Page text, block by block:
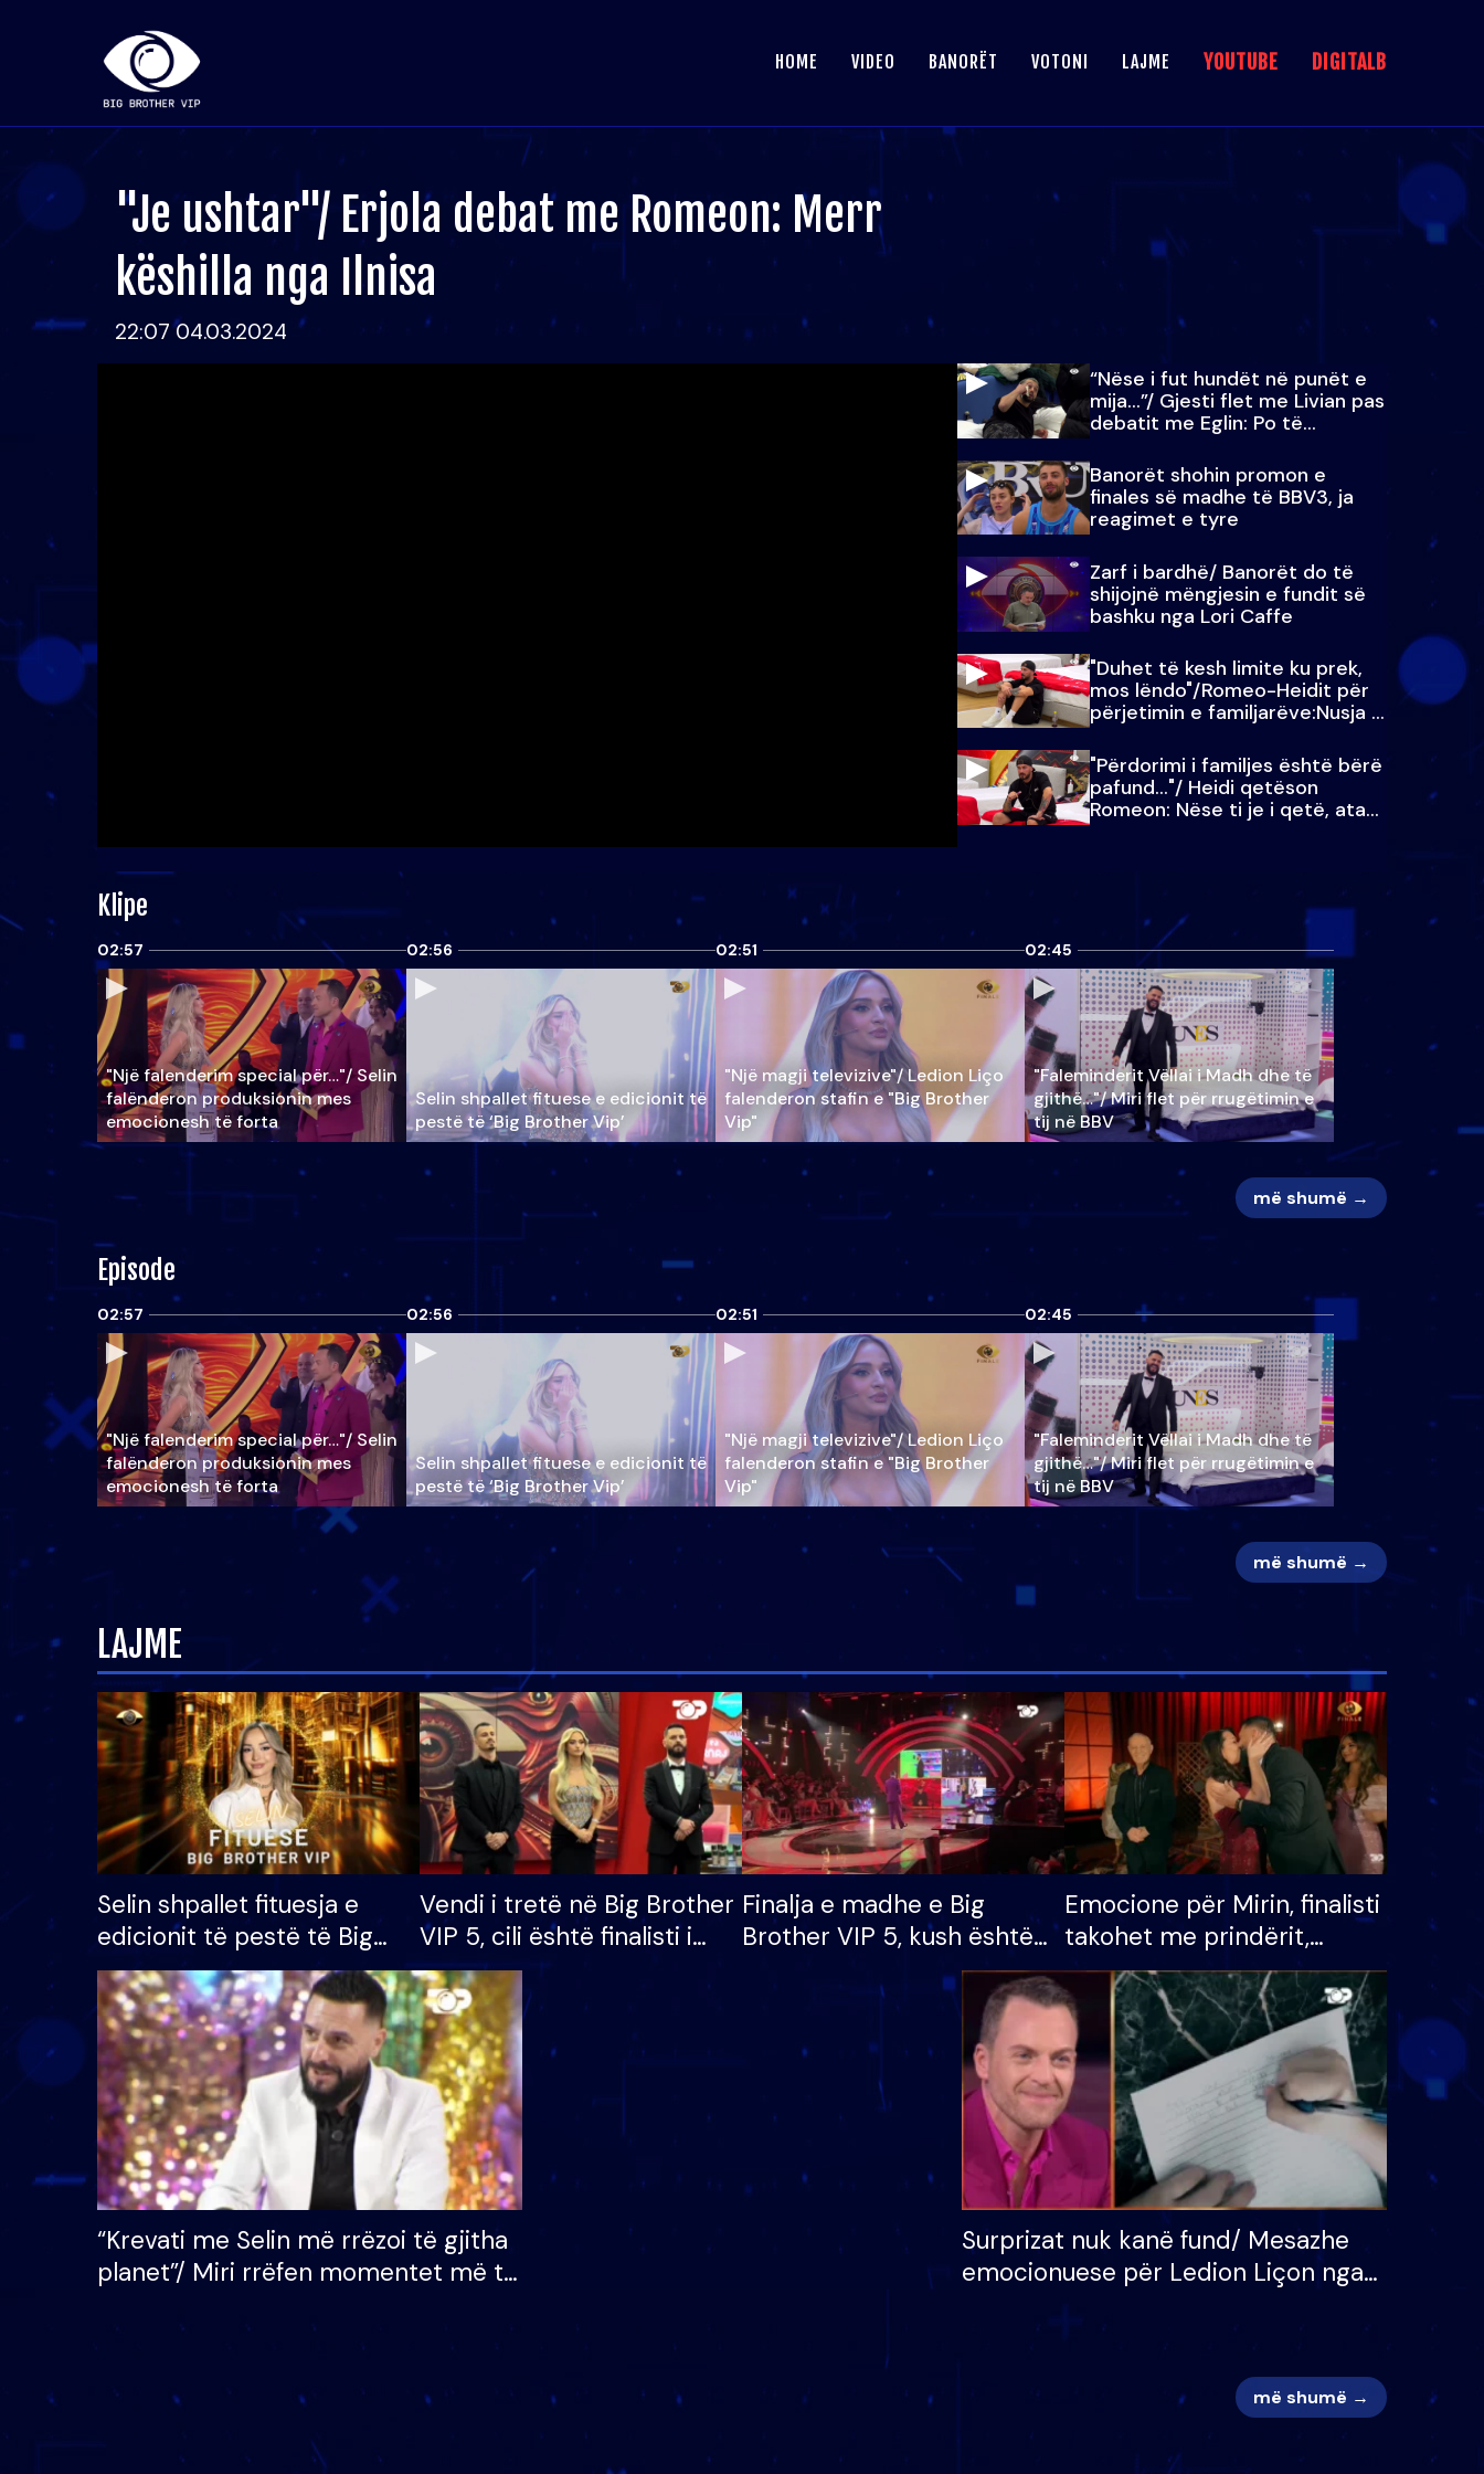
HOME VIDEO BANORËT VOTONI LAJME YOUTUBE DIGITALB
"Je ushtar"/ Erjola debat me Romeon: Merr
këshilla nga Ilnisa
22:07 04.03.2024
“Nëse i fut hundët në punët e
mija…”/ Gjesti flet me Livian pas
debatit me Eglin: Po të
paralajmëroj
Banorët shohin promon e
finales së madhe të BBV3, ja
reagimet e tyre
Zarf i bardhë/ Banorët do të
shijojnë mëngjesin e fundit së
bashku nga Lori Caffe
"Duhet të kesh limite ku prek,
mos lëndo"/Romeo-Heidit për
përjetimin e familjarëve:Nusja e
Julit…
"Përdorimi i familjes është bërë
pafund…"/ Heidi qetëson
Romeon: Nëse ti je i qetë, ata
qetësohen
Klipe
02:57
"Një falenderim special për…"/ Selin
falënderon produksionin mes
emocionesh të forta
02:56
Selin shpallet fituese e edicionit të
pestë të ‘Big Brother Vip’
02:51
"Një magji televizive"/ Ledion Liço
falenderon stafin e "Big Brother
Vip"
02:45
"Faleminderit Vëllai i Madh dhe të
gjithë…"/ Miri flet për rrugëtimin e
tij në BBV
më shumë →
Episode
02:57
"Një falenderim special për…"/ Selin
falënderon produksionin mes
emocionesh të forta
02:56
Selin shpallet fituese e edicionit të
pestë të ‘Big Brother Vip’
02:51
"Një magji televizive"/ Ledion Liço
falenderon stafin e "Big Brother
Vip"
02:45
"Faleminderit Vëllai i Madh dhe të
gjithë…"/ Miri flet për rrugëtimin e
tij në BBV
më shumë →
LAJME
Selin shpallet fituesja e
edicionit të pestë të Big
Brother VIP, rrëmben
çmimin e madh prej 100
mijë eurosh
Vendi i tretë në Big Brother
VIP 5, cili është finalisti i
radhës që lë shtëpinë
Finalja e madhe e Big
Brother VIP 5, kush është
banori i parë që lë shtëpinë
dhe humb mundësinë për
të fituar çmimin e madh
Emocione për Mirin, finalisti
takohet me prindërit,
vajzën dhe bashkëshorten:
S’kemi ndonjë letër divorci
apo jo?
“Krevati me Selin më rrëzoi të gjitha
planet”/ Miri rrëfen momentet më të
mungojë zilja e mëngjesit kur…
Surprizat nuk kanë fund/ Mesazhe
emocionuese për Ledion Liçon nga
më shumë →